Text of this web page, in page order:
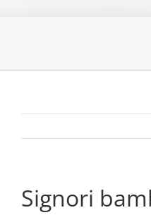
Signori